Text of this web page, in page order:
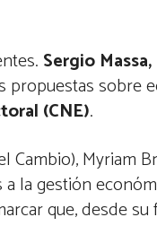
Sergio
propuestas sobre
(CNE).
Myriam
la gestión
que, desde su